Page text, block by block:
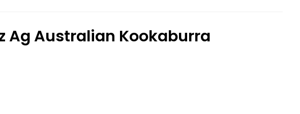
Ag Australian Kookaburra